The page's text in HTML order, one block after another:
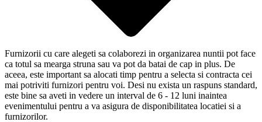
Furnizorii cu care alegeti sa colaborezi in organizarea nuntii pot face
ca totul sa mearga struna sau va pot da batai de cap in plus. De
aceea, este important sa alocati timp pentru a selecta si contracta cei
mai potriviti furnizori pentru voi. Desi nu exista un raspuns standard,
este bine sa aveti in vedere un interval de 6 - 12 luni inaintea
evenimentului pentru a va asigura de disponibilitatea locatiei si a
furnizorilor.